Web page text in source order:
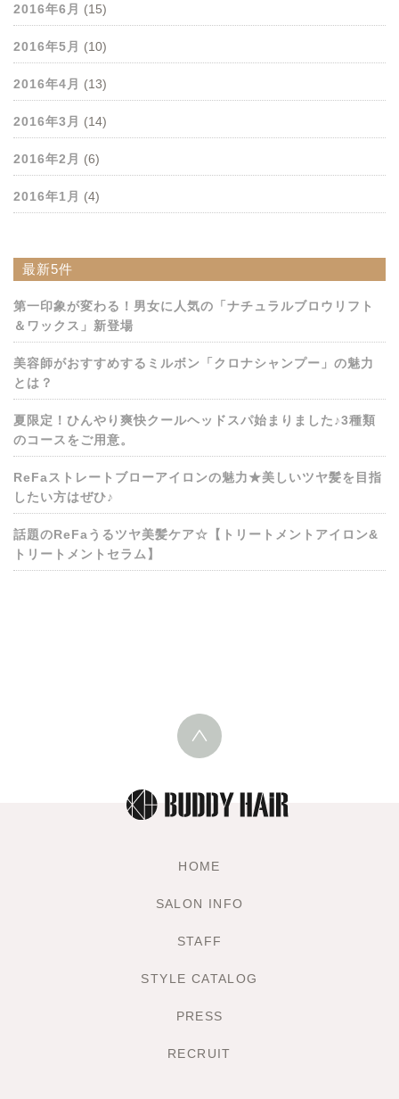
2016年6月 (15)
2016年5月 (10)
2016年4月 (13)
2016年3月 (14)
2016年2月 (6)
2016年1月 (4)
最新5件
第一印象が変わる！男女に人気の「ナチュラルブロウリフト
＆ワックス」新登場
美容師がおすすめするミルボン「クロナシャンプー」の魅力
とは？
夏限定！ひんやり爽快クールヘッドスパ始まりました♪3種類
のコースをご用意。
ReFaストレートブローアイロンの魅力★美しいツヤ髪を目指
したい方はぜひ♪
話題のReFaうるツヤ美髪ケア☆【トリートメントアイロン&
トリートメントセラム】
HOME
SALON INFO
STAFF
STYLE CATALOG
PRESS
RECRUIT